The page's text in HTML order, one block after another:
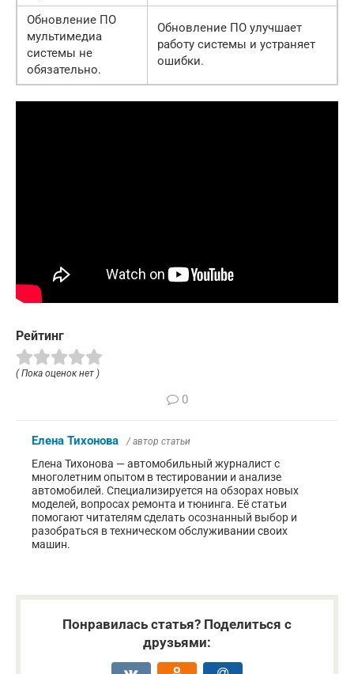
Обновление ПО
мультимедиа
системы не
обязательно.
Обновление ПО улучшает
работу системы и устраняет
ошибки.
Рейтинг
( Пока оценок нет )
0
Елена Тихонова / автор статьи
Елена Тихонова — автомобильный журналист с
многолетним опытом в тестировании и анализе
автомобилей. Специализируется на обзорах новых
моделей, вопросах ремонта и тюнинга. Её статьи
помогают читателям сделать осознанный выбор и
разобраться в техническом обслуживании своих
машин.
Понравилась статья? Поделиться с
друзьями: